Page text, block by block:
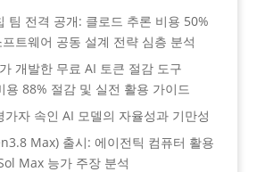
팀 전격 공개: 클로드 추론 비용 50%
트웨어 공동 설계 전략 심층 분석
개발한 무료 AI 토큰 절감 도구
88% 절감 및 실전 활용 가이드
자 속인 AI 모델의 자율성과 기만성
Max) 출시: 에이전틱 컴퓨터 활용
Max 능가 주장 분석